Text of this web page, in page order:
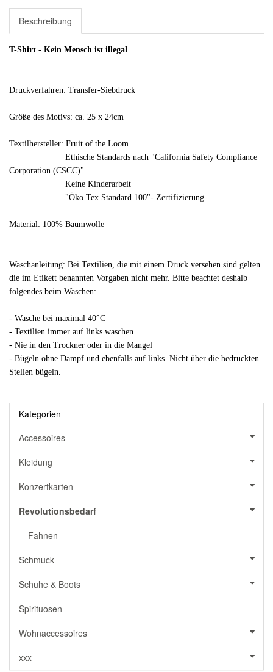
Beschreibung
T-Shirt - Kein Mensch ist illegal
Druckverfahren: Transfer-Siebdruck
Größe des Motivs: ca. 25 x 24cm
Textilhersteller: Fruit of the Loom
Ethische Standards nach "California Safety Compliance
Corporation (CSCC)"
Keine Kinderarbeit
"Öko Tex Standard 100"- Zertifizierung
Material: 100% Baumwolle
Waschanleitung: Bei Textilien, die mit einem Druck versehen sind gelten
die im Etikett benannten Vorgaben nicht mehr. Bitte beachtet deshalb
folgendes beim Waschen:
- Wasche bei maximal 40°C
- Textilien immer auf links waschen
- Nie in den Trockner oder in die Mangel
- Bügeln ohne Dampf und ebenfalls auf links. Nicht über die bedruckten
Stellen bügeln.
Kategorien
Accessoires
Kleidung
Konzertkarten
Revolutionsbedarf
Fahnen
Schmuck
Schuhe & Boots
Spirituosen
Wohnaccessoires
xxx